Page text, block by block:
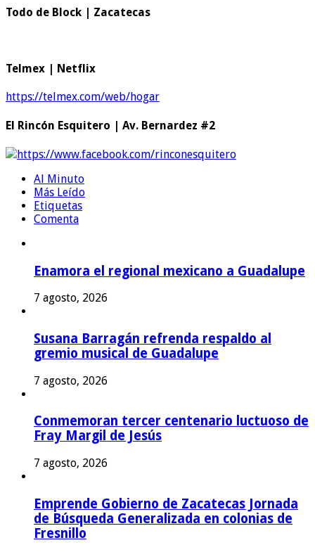
Todo de Block | Zacatecas
Telmex | Netflix
https://telmex.com/web/hogar
El Rincón Esquitero | Av. Bernardez #2
https://www.facebook.com/rinconesquitero
Al Minuto
Más Leído
Etiquetas
Comenta
Enamora el regional mexicano a Guadalupe
7 agosto, 2026
Susana Barragán refrenda respaldo al
gremio musical de Guadalupe
7 agosto, 2026
Conmemoran tercer centenario luctuoso de
Fray Margil de Jesús
7 agosto, 2026
Emprende Gobierno de Zacatecas Jornada
de Búsqueda Generalizada en colonias de
Fresnillo